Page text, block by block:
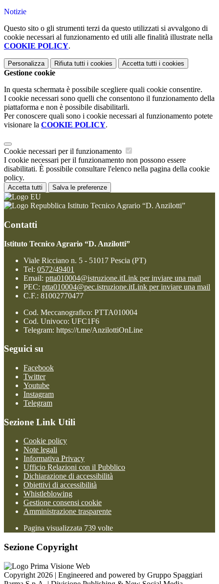
Notizie
Questo sito o gli strumenti terzi da questo utilizzati si avvalgono di
cookie necessari al funzionamento ed utili alle finalità illustrate nella
COOKIE POLICY.
Personalizza Rifiuta tutti i cookies Accetta tutti i cookies
Gestione cookie
In questa schermata è possibile scegliere quali cookie consentire.
I cookie necessari sono quelli che consentono il funzionamento della
piattaforma e non è possibile disabilitarli.
Per conoscere quali sono i cookie necessari al funzionamento potete
visionare la COOKIE POLICY.
Cookie necessari per il funzionamento
I cookie necessari per il funzionamento non possono essere
disabilitati. È possibile consultare l'elenco nella pagina della cookie
policy.
Accetta tutti Salva le preferenze
Istituto Tecnico Agrario “D. Anzilotti”
Contatti
Istituto Tecnico Agrario “D. Anzilotti”
Viale Ricciano n. 5 - 51017 Pescia (PT)
Tel: 0572/49401
Email: ptta010004@istruzione.itLink per inviare una mail
PEC: ptta010004@pec.istruzione.itLink per inviare una mail
C.F.: 81002770477
Cod. Meccanografico: PTTA010004
Cod. Univoco: UFC1F6
Telegram: https://t.me/AnzilottiOnLine
Seguici su
Facebook
Twitter
Youtube
Instagram
Telegram
Sezione Link Utili
Cookie policy
Note legali
Informativa Privacy
Ufficio Relazioni con il Pubblico
Dichiarazione di accessibilità
Obiettivi di accessibilità
Whistleblowing
Gestione consensi cookie
Amministrazione trasparente
Pagina visualizzata 739 volte
Sezione Copyright
Copyright 2026 | Engineered and powered by Gruppo Spaggiari